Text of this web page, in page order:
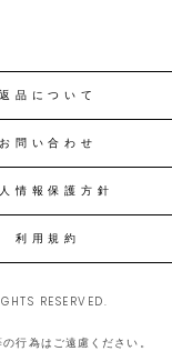
返品について
お問い合わせ
情報保護方針
利用規約
RESERVED.
行為はご遠慮ください。